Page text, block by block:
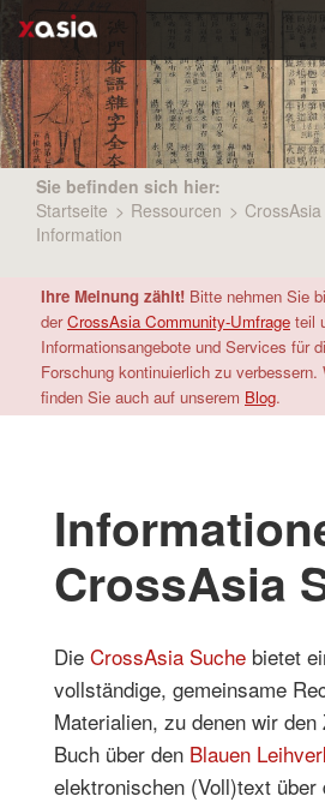
Sie befinden sich hier:
Startseite > Ressourcen >
Information
Ihre Meinung zählt! Bitte nehmen Sie
derCrossAsia Community-Umfrage teil
Informationsangebote und Services für
Forschung kontinuierlich zu
finden Sie auch auf unserem Blog.
CrossAsia
Die CrossAsia Suche bietet
vollständige, gemeinsame
Materialien, zu denen wir den
Buch über den Blauen
elektronischen (Voll)text über